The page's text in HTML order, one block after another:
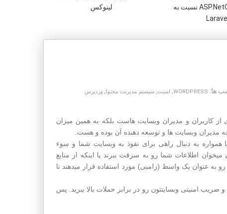
عملکرد ASP.NetCore نسبت به
لینوکس
ها: WORDPRESS
, امنیت,سیستم مدیریت محتوا,وردپرس
کاربران و مدیران وبسایت هاست بلکه به همین میزان
مدیران وبسایت ها و توسعه دهنده آن بوده و هست.
به دنبال راهی برای نفوذ به وبسایت شما و سوء
اطلاعات شما رو به سرقت ببرند یا اینکه از منابع
به عنوان یک واسط (زامبی) مورد استفاده قرار میدهند تا
و ضریب امنیتی وبسایتتون رو در برابر حملات بالا ببرید. پس